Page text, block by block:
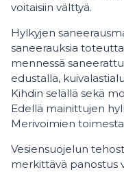
voitaisiin välttyä.
Hylkyjen
saneerauksia
mennessä
edustalla,
Kihdin selällä sekä
Edellä mainittujen
Merivoimien
Vesiensuojelun
merkittävä panostus